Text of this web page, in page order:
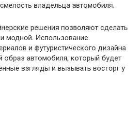
владельца автомобиля.
решения позволяют сделать
и модной. Использование
и футуристического дизайна
образ автомобиля, который будет
взгляды и вызывать восторг у